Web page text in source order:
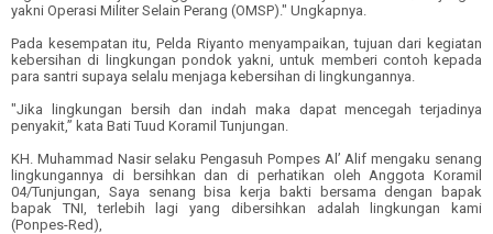
yakni Operasi Militer Selain Perang (OMSP)." Ungkapnya.
Pada kesempatan itu, Pelda Riyanto menyampaikan, tujuan dari kegiatan
kebersihan di lingkungan pondok yakni, untuk memberi contoh kepada
para santri supaya selalu menjaga kebersihan di lingkungannya.
"Jika lingkungan bersih dan indah maka dapat mencegah terjadinya
penyakit,” kata Bati Tuud Koramil Tunjungan.
KH. Muhammad Nasir selaku Pengasuh Pompes Al’ Alif mengaku senang
lingkungannya di bersihkan dan di perhatikan oleh Anggota Koramil
04/Tunjungan, Saya senang bisa kerja bakti bersama dengan bapak
bapak TNI, terlebih lagi yang dibersihkan adalah lingkungan kami
(Ponpes-Red),